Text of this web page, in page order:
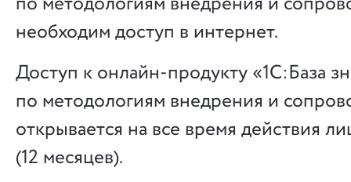
необходим доступ в интернет.
Доступ к онлайн-продукту «1С:База
по методологиям внедрения и
открывается на все время действия
(12 месяцев).